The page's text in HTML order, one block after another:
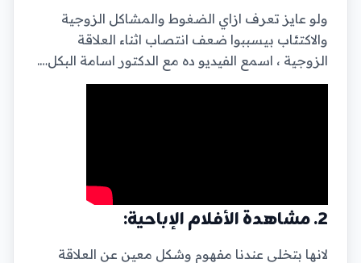
ولو عايز تعرف ازاي الضغوط والمشاكل الزوجية
والاكتئاب بيسببوا ضعف انتصاب اثناء العلاقة
الزوجية ، اسمع الفيديو ده مع الدكتور اسامة البكل….
2. مشاهدة الأفلام الإباحية:
لانها بتخلي عندنا مفهوم وشكل معين عن العلاقة